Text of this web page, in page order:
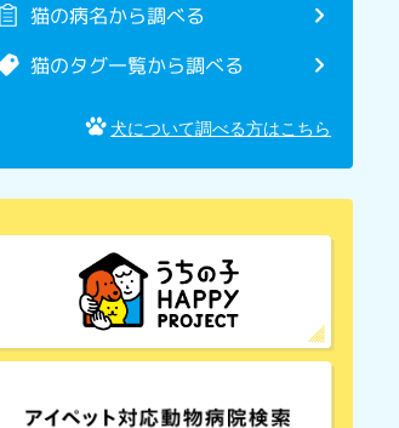
猫の病名から調べる
猫のタグ一覧から調べる
犬について調べる方はこちら